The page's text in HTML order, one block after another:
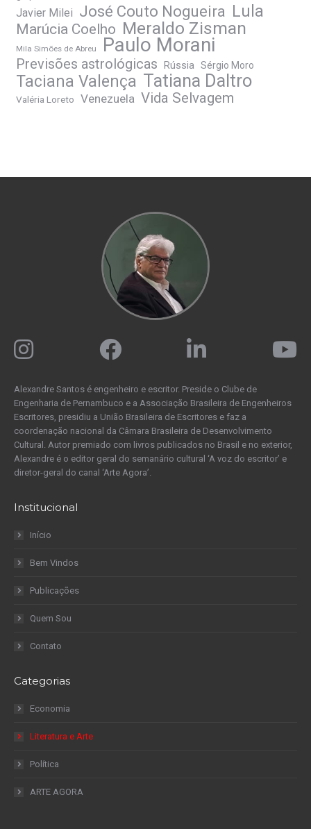
Javier Milei José Couto Nogueira Lula
Marúcia Coelho Meraldo Zisman
Mila Simões de Abreu Paulo Morani
Previsões astrológicas Rússia Sérgio Moro
Taciana Valença Tatiana Daltro
Valéria Loreto Venezuela Vida Selvagem
Alexandre Santos é engenheiro e escritor. Preside o Clube de
Engenharia de Pernambuco e a Associação Brasileira de Engenheiros
Escritores, presidiu a União Brasileira de Escritores e faz a
coordenação nacional da Câmara Brasileira de Desenvolvimento
Cultural. Autor premiado com livros publicados no Brasil e no exterior,
Alexandre é o editor geral do semanário cultural ‘A voz do escritor’ e
diretor-geral do canal ‘Arte Agora’.
Institucional
Início
Bem Vindos
Publicações
Quem Sou
Contato
Categorias
Economia
Literatura e Arte
Política
ARTE AGORA